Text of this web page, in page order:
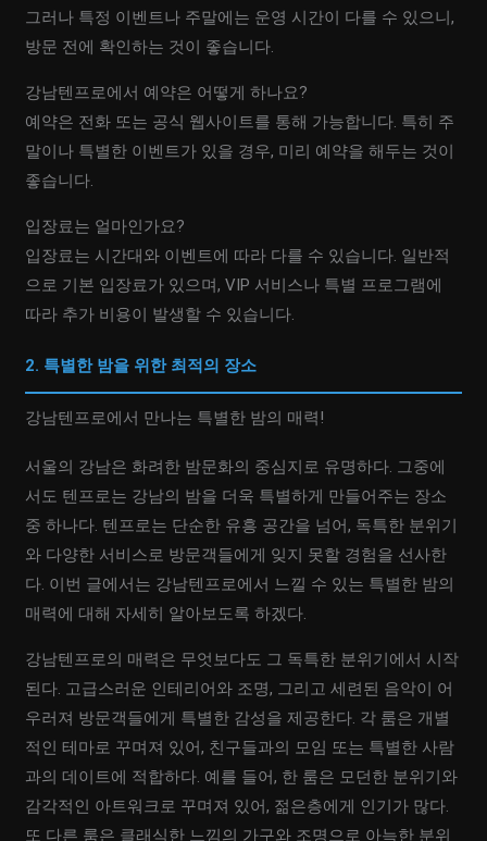
그러나 특정 이벤트나 주말에는 운영 시간이 다를 수 있으니,
방문 전에 확인하는 것이 좋습니다.
강남텐프로에서 예약은 어떻게 하나요?
예약은 전화 또는 공식 웹사이트를 통해 가능합니다. 특히 주
말이나 특별한 이벤트가 있을 경우, 미리 예약을 해두는 것이
좋습니다.
입장료는 얼마인가요?
입장료는 시간대와 이벤트에 따라 다를 수 있습니다. 일반적
으로 기본 입장료가 있으며, VIP 서비스나 특별 프로그램에
따라 추가 비용이 발생할 수 있습니다.
2. 특별한 밤을 위한 최적의 장소
강남텐프로에서 만나는 특별한 밤의 매력!
서울의 강남은 화려한 밤문화의 중심지로 유명하다. 그중에
서도 텐프로는 강남의 밤을 더욱 특별하게 만들어주는 장소
중 하나다. 텐프로는 단순한 유흥 공간을 넘어, 독특한 분위기
와 다양한 서비스로 방문객들에게 잊지 못할 경험을 선사한
다. 이번 글에서는 강남텐프로에서 느낄 수 있는 특별한 밤의
매력에 대해 자세히 알아보도록 하겠다.
강남텐프로의 매력은 무엇보다도 그 독특한 분위기에서 시작
된다. 고급스러운 인테리어와 조명, 그리고 세련된 음악이 어
우러져 방문객들에게 특별한 감성을 제공한다. 각 룸은 개별
적인 테마로 꾸며져 있어, 친구들과의 모임 또는 특별한 사람
과의 데이트에 적합하다. 예를 들어, 한 룸은 모던한 분위기와
감각적인 아트워크로 꾸며져 있어, 젊은층에게 인기가 많다.
또 다른 룸은 클래식한 느낌의 가구와 조명으로 아늑한 분위